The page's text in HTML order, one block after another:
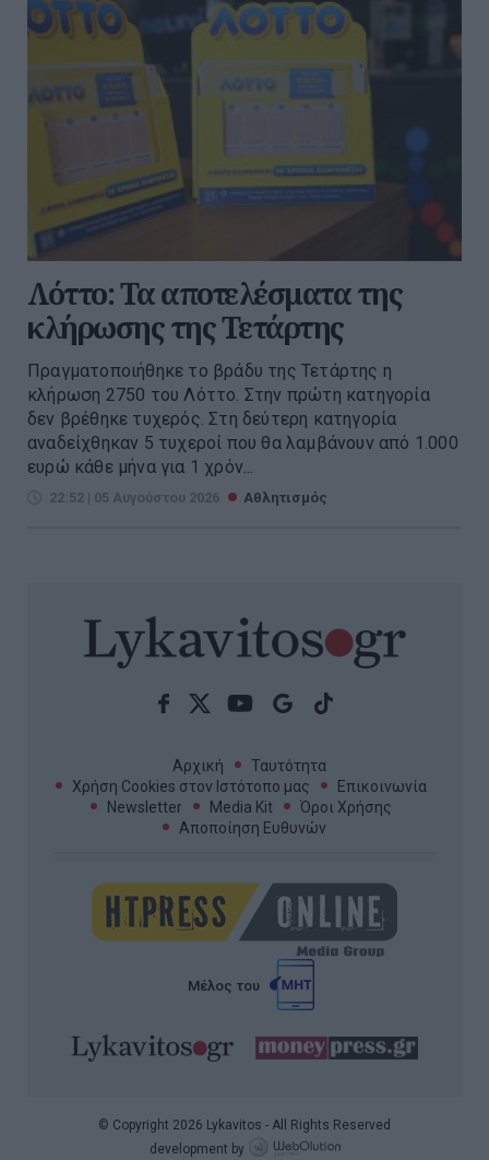
Λόττο: Τα αποτελέσματα της
κλήρωσης της Τετάρτης
Πραγματοποιήθηκε το βράδυ της Τετάρτης η
κλήρωση 2750 του Λόττο. Στην πρώτη κατηγορία
δεν βρέθηκε τυχερός. Στη δεύτερη κατηγορία
αναδείχθηκαν 5 τυχεροί που θα λαμβάνουν από 1.000
ευρώ κάθε μήνα για 1 χρόν...
22:52 | 05 Αυγούστου 2026 Αθλητισμός
Αρχική
Ταυτότητα
Χρήση Cookies στον Ιστότοπο μας
Επικοινωνία
Newsletter
Media Kit
Όροι Χρήσης
Αποποίηση Ευθυνών
Μέλος του
© Copyright 2026 Lykavitos - All Rights Reserved
development by